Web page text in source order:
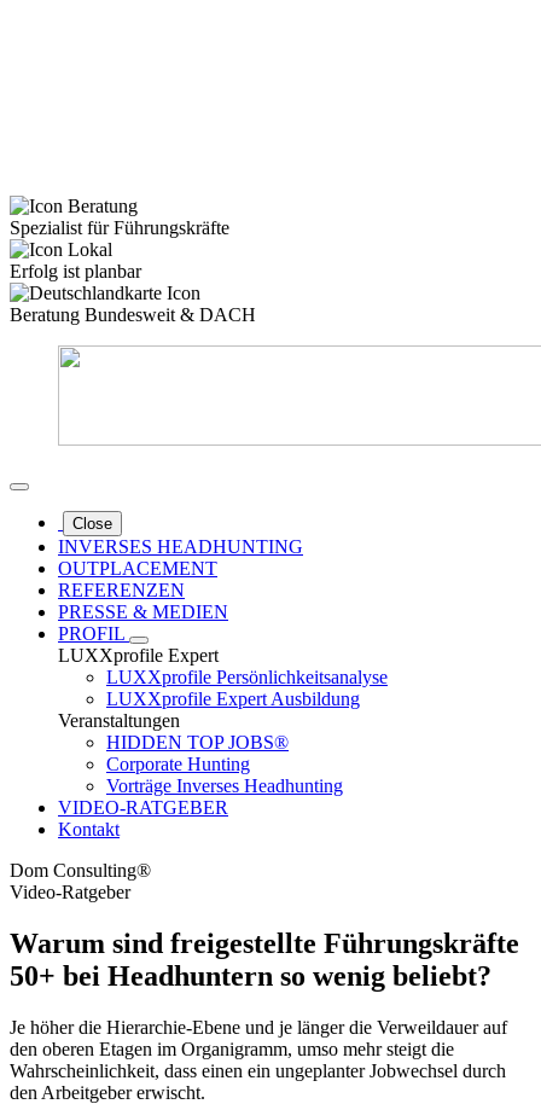
Spezialist für Führungskräfte
Erfolg ist planbar
Beratung Bundesweit & DACH
Close
INVERSES HEADHUNTING
OUTPLACEMENT
REFERENZEN
PRESSE & MEDIEN
PROFIL
LUXXprofile Expert
LUXXprofile Persönlichkeitsanalyse
LUXXprofile Expert Ausbildung
Veranstaltungen
HIDDEN TOP JOBS®
Corporate Hunting
Vorträge Inverses Headhunting
VIDEO-RATGEBER
Kontakt
Dom Consulting®
Video-Ratgeber
Warum sind freigestellte Führungskräfte
50+ bei Headhuntern so wenig beliebt?
Je höher die Hierarchie-Ebene und je länger die Verweildauer auf
den oberen Etagen im Organigramm, umso mehr steigt die
Wahrscheinlichkeit, dass einen ein ungeplanter Jobwechsel durch
den Arbeitgeber erwischt.